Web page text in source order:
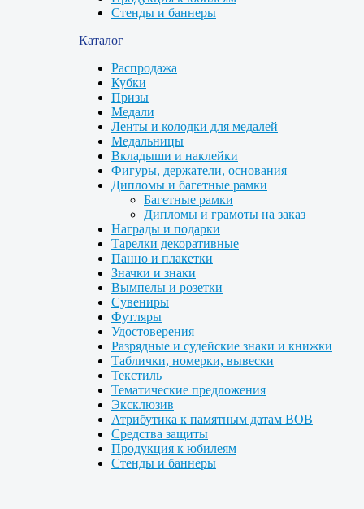
Стенды и баннеры
Каталог
Распродажа
Кубки
Призы
Медали
Ленты и колодки для медалей
Медальницы
Вкладыши и наклейки
Фигуры, держатели, основания
Дипломы и багетные рамки
Багетные рамки
Дипломы и грамоты на заказ
Награды и подарки
Тарелки декоративные
Панно и плакетки
Значки и знаки
Вымпелы и розетки
Сувениры
Футляры
Удостоверения
Разрядные и судейские знаки и книжки
Таблички, номерки, вывески
Текстиль
Тематические предложения
Эксклюзив
Атрибутика к памятным датам ВОВ
Средства защиты
Продукция к юбилеям
Стенды и баннеры